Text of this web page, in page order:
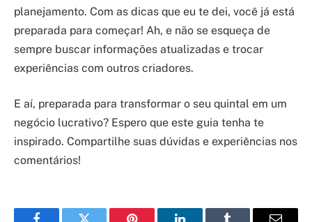
planejamento. Com as dicas que eu te dei, você já está
preparada para começar! Ah, e não se esqueça de
sempre buscar informações atualizadas e trocar
experiências com outros criadores.
E aí, preparada para transformar o seu quintal em um
negócio lucrativo? Espero que este guia tenha te
inspirado. Compartilhe suas dúvidas e experiências nos
comentários!